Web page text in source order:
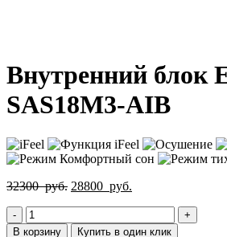
Внутренний блок
SAS18M3-AIB
32300руб. Первоначальная
32300
28800 руб.
руб..
Количество
товара
В корзину Купить в один клик